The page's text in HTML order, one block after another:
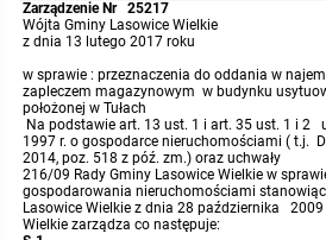
Protokoły z posiedzeń sesji 2023
Protokoły z posiedzeń sesji 2022
Protokoły z posiedzeń sesji 2021
Protokoły z posiedzeń sesji 2020
Wspólne posiedzenia Komisji Rady Gminy
Doraźna komisji ds. wyboru ławników
Uchwały Rady Gminy 2009-2014
Uchwały Rady Gminy do 2007
Informacje o finansach publicznych
Opinie Regionalnej Izby Obrachunkowej
Strategia rozwoju
Regulamin organizacyjny
Gospodarka przestrzenna
Raport dostępności
Kogo dotyczy BIP?
Co powinien zawierać BIP?
Podstawy prawne
Formularz oświadczenia BIP
MENU
Instytucje Gminne
JEDNOSTKI ORGANIZACYJNE
Ośrodek Pomocy Społecznej
Sołectwa
Zarządzenia Wójta
Zarządzenia Wójta 2024-2029
Podatki i opłaty
Zarządzenie Nr 25217
Wójta Gminy Lasowice Wielkie
z dnia 13 lutego 2017 roku
w sprawie : przeznaczenia do oddania w
zapleczem magazynowym w budynku
położonej w Tułach
Na podstawie art. 13 ust. 1 i art. 35 ust. 1 i 2
1997 r. o gospodarce nieruchomościami ( t.j.
2014, poz. 518 z póź. zm.) oraz
216/09 Rady Gminy Lasowice Wielkie w
gospodarowania nieruchomościami
Lasowice Wielkie z dnia 28 października
Wielkie zarządza co następuje: